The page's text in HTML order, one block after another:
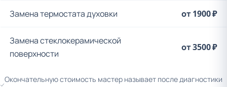
Замена термостата духовки от 1900 ₽
Замена стеклокерамической
поверхности
от 3500 ₽
Окончательную стоимость мастер называет после диагностики